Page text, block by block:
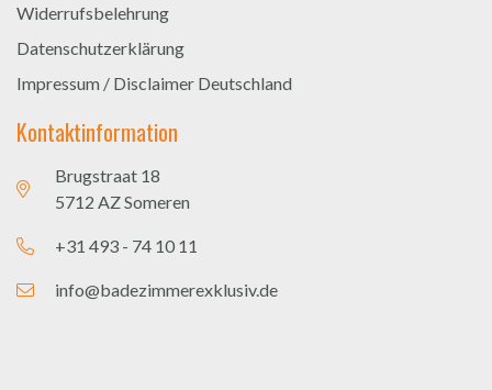
Widerrufsbelehrung
Datenschutzerklärung
Impressum / Disclaimer Deutschland
Kontaktinformation
Brugstraat 18
5712 AZ Someren
+31 493 - 74 10 11
info@badezimmerexklusiv.de